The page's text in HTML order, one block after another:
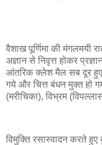
वैशाख पूर्णिमा की मंगलमयी
अज्ञान से निवृत्त होकर
आंतरिक क्लेश मैल सब दूर हुए
गये और चित्त बंधन मुक्त हो
(मरीचिका), विभ्रम
विमुक्ति रसास्वादन करते